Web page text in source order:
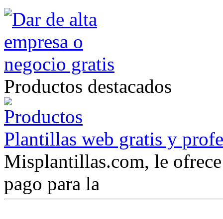
Productos destacados
Plantillas web gratis y
Misplantillas.com, le
pago para la